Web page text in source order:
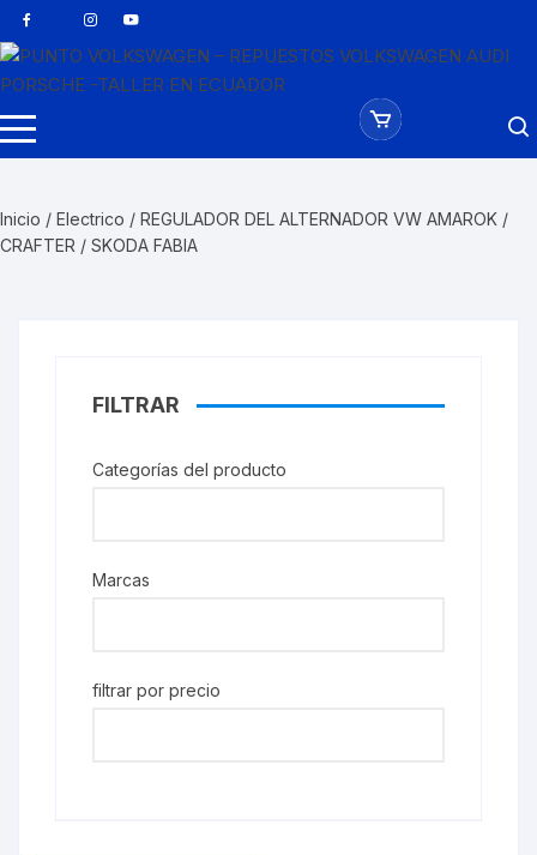
Saltar
al
contenido
Inicio / Electrico / REGULADOR DEL ALTERNADOR VW AMAROK /
CRAFTER / SKODA FABIA
FILTRAR
Categorías del producto
Marcas
filtrar por precio